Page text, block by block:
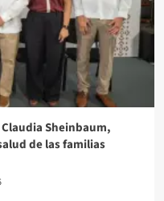
Sheinbaum,
de las familias